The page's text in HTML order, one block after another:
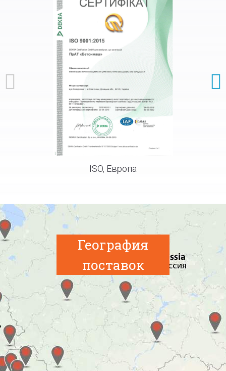
ISO, Европа
География
поставок